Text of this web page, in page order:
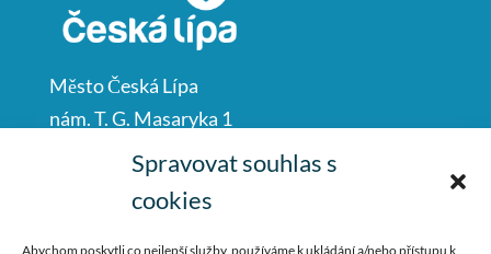
Spravovat souhlas s
cookies
Abychom poskytli co nejlepší služby, používáme k ukládání a/nebo přístupu k
Město Česká Lípa
nám. T. G. Masaryka 1
Česká Lípa